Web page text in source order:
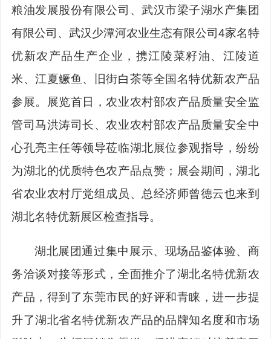
粮油发展股份有限公司、武汉市梁子湖水产集团
有限公司、武汉少潭河农业生态有限公司4家名特
优新农产品生产企业，携江陵菜籽油、江陵道
米、江夏鳜鱼、旧街白茶等全国名特优新农产品
参展。展览首日，农业农村部农产品质量安全监
管司马洪涛司长、农业农村部农产品质量安全中
心孔亮主任等领导莅临湖北展位参观指导，纷纷
为湖北的优质特色农产品点赞；展会期间，湖北
省农业农村厅党组成员、总经济师曾德云也来到
湖北名特优新展区检查指导。
湖北展团通过集中展示、现场品鉴体验、商
务洽谈对接等形式，全面推介了湖北名特优新农
产品，得到了东莞市民的好评和青睐，进一步提
升了湖北省名特优新农产品的品牌知名度和市场